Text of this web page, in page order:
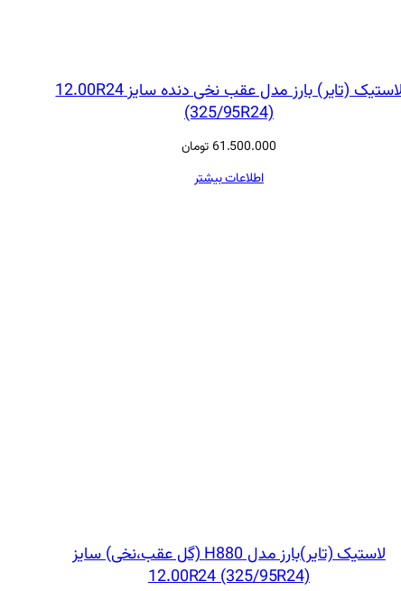
لاستیک (تایر) بارز مدل عقب نخی دنده سایز 12.00R24
(325/95R24)
61.500.000 تومان
اطلاعات بیشتر
لاستیک (تایر)بارز مدل H880 (گل عقب،نخی) سایز
12.00R24 (325/95R24)